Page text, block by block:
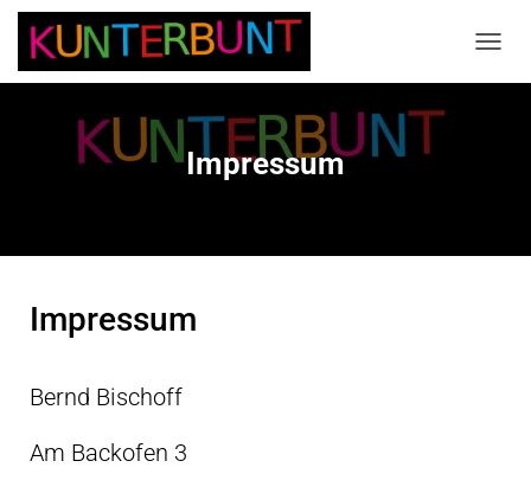
A
Impressum
Impressum
Bernd Bischoff
Am Backofen 3